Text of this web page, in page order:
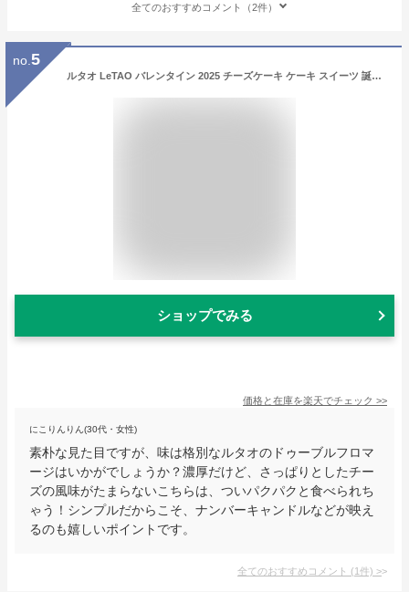
全てのおすすめコメント（2件）
no. 5
ルタオ LeTAO バレンタイン 2025 チーズケーキ ケーキ スイーツ 誕生日ケーキ 洋菓子 プレゼント ギフト 誕生日 内祝い お取り寄せ 北海道 おしゃれ 人気 高級 ホワイトデー バースデードゥーブル4号 送料込み
ショップでみる
価格と在庫を楽天でチェック >>
にこりんりん(30代・女性)
素朴な見た目ですが、味は格別なルタオのドゥーブルフロマ
ージはいかがでしょうか？濃厚だけど、さっぱりとしたチー
ズの風味がたまらないこちらは、ついパクパクと食べられち
ゃう！シンプルだからこそ、ナンバーキャンドルなどが映え
るのも嬉しいポイントです。
全てのおすすめコメント (1件) >